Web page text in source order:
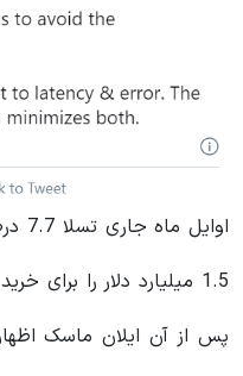
پس از آن ایلان ماسک